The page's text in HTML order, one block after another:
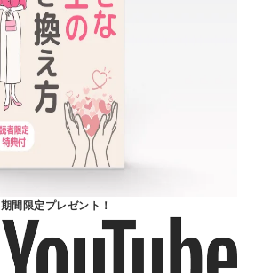
期間限定プレゼント！